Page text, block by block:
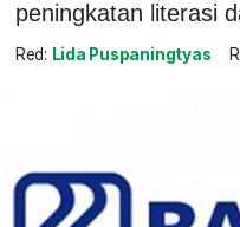
peningkatan literasi
Red: Lida Puspaningtyas